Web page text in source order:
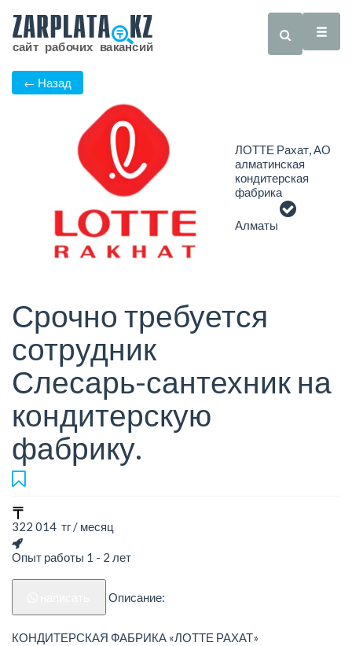
← Назад
ЛОТТЕ Рахат, АО
алматинская
кондитерская
фабрика
Алматы
Срочно требуется
сотрудник
Слесарь-сантехник на
кондитерскую
фабрику.
322 014 тг / месяц
Опыт работы 1 - 2 лет
Описание:
КОНДИТЕРСКАЯ ФАБРИКА «ЛОТТЕ РАХАТ»